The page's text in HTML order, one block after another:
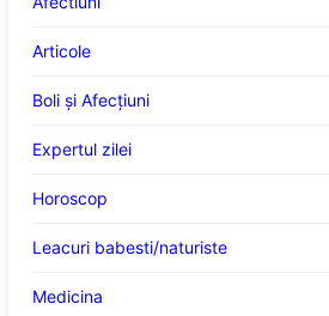
Articole
Boli și Afecțiuni
Expertul zilei
Horoscop
Leacuri babesti/naturiste
Medicina